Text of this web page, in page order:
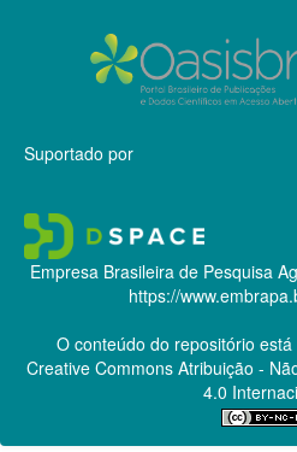
Suportado por
Empresa Brasileira de Pesquisa
https://
O conteúdo do repositório
Creative CommonsAtribuição -
4.0